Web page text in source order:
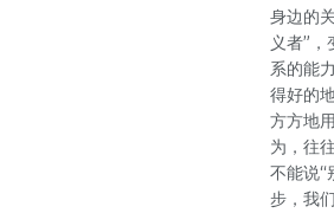
身边的
义者”
系的能
得好的
方方地
为，往
不能说“
步，我